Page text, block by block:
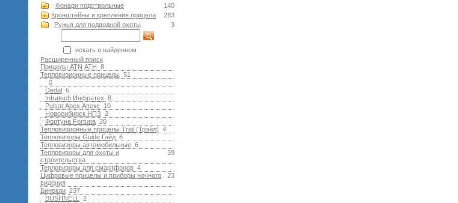
140
Фонари подствольные
283
Кронштейны и крепления прицела
3
Ружья для подводной оxоты
искать в найденном
Расширенный поиск
8
Прицелы ATN АТН
51
Тепловизионные прицелы
0
6
Dedal
8
Infratech Инфратех
10
Pulsar Apex Апекс
2
Новосибирск НПЗ
20
Фортуна Fortuna
4
Тепловизионные прицелы Trail (Трэйл)
6
Тепловизоры Guide Гайд
6
Тепловизоры автомобильные
39
Тепловизоры для охоты и
строительства
4
Тепловизоры для смартфонов
23
Цифровые прицелы и приборы ночного
видения
237
Бинокли
2
BUSHNELL